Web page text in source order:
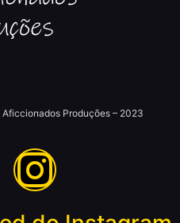
Produções – 2023